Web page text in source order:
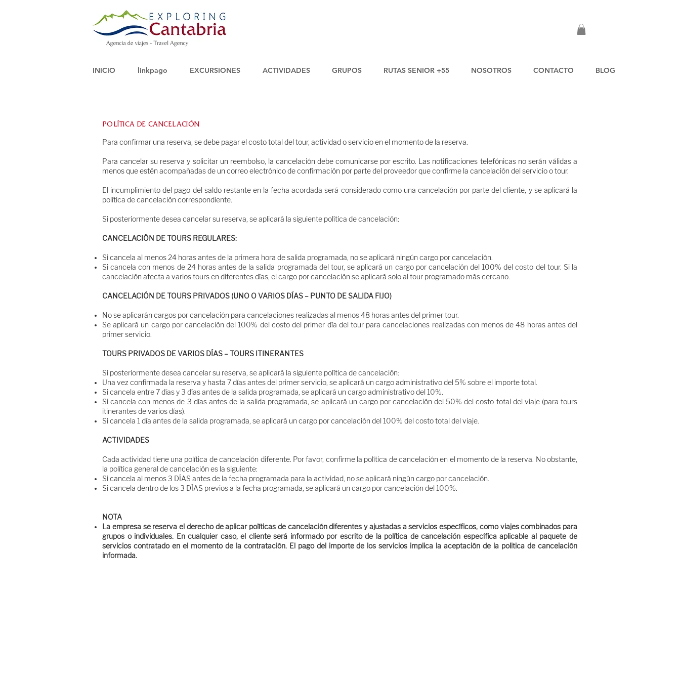
INICIO linkpago EXCURSIONES ACTIVIDADES GRUPOS RUTAS SENIOR +55 NOSOTROS CONTACTO BLOG
POLÍTICA DE CANCELACIÓN
Para confirmar una reserva, se debe pagar el costo total del tour, actividad o servicio en el momento de la reserva.
Para cancelar su reserva y solicitar un reembolso, la cancelación debe comunicarse por escrito. Las notificaciones telefónicas no serán válidas a
menos que estén acompañadas de un correo electrónico de confirmación por parte del proveedor que confirme la cancelación del servicio o tour.
El incumplimiento del pago del saldo restante en la fecha acordada será considerado como una cancelación por parte del cliente, y se aplicará la
política de cancelación correspondiente.
Si posteriormente desea cancelar su reserva, se aplicará la siguiente política de cancelación:
CANCELACIÓN DE TOURS REGULARES:
Si cancela al menos 24 horas antes de la primera hora de salida programada, no se aplicará ningún cargo por cancelación.
Si cancela con menos de 24 horas antes de la salida programada del tour, se aplicará un cargo por cancelación del 100% del costo del tour. Si la
cancelación afecta a varios tours en diferentes días, el cargo por cancelación se aplicará solo al tour programado más cercano.
CANCELACIÓN DE TOURS PRIVADOS (UNO O VARIOS DÍAS – PUNTO DE SALIDA FIJO)
No se aplicarán cargos por cancelación para cancelaciones realizadas al menos 48 horas antes del primer tour.
Se aplicará un cargo por cancelación del 100% del costo del primer día del tour para cancelaciones realizadas con menos de 48 horas antes del
primer servicio.
TOURS PRIVADOS DE VARIOS DÍAS – TOURS ITINERANTES
Si posteriormente desea cancelar su reserva, se aplicará la siguiente política de cancelación:
Una vez confirmada la reserva y hasta 7 días antes del primer servicio, se aplicará un cargo administrativo del 5% sobre el importe total.
Si cancela entre 7 días y 3 días antes de la salida programada, se aplicará un cargo administrativo del 10%.
Si cancela con menos de 3 días antes de la salida programada, se aplicará un cargo por cancelación del 50% del costo total del viaje (para tours
itinerantes de varios días).
Si cancela 1 día antes de la salida programada, se aplicará un cargo por cancelación del 100% del costo total del viaje.
ACTIVIDADES
Cada actividad tiene una política de cancelación diferente. Por favor, confirme la política de cancelación en el momento de la reserva. No obstante,
la política general de cancelación es la siguiente:
Si cancela al menos 3 DÍAS antes de la fecha programada para la actividad, no se aplicará ningún cargo por cancelación.
Si cancela dentro de los 3 DÍAS previos a la fecha programada, se aplicará un cargo por cancelación del 100%.
NOTA
La empresa se reserva el derecho de aplicar políticas de cancelación diferentes y ajustadas a servicios específicos, como viajes combinados para
grupos o individuales. En cualquier caso, el cliente será informado por escrito de la política de cancelación específica aplicable al paquete de
servicios contratado en el momento de la contratación. El pago del importe de los servicios implica la aceptación de la politica de cancelación
informada.